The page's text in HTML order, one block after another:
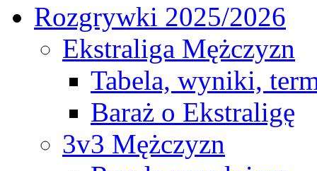
Rozgrywki 2025/2026
Ekstraliga Mężczyzn
Tabela, wyniki,
Baraż o Ekstraligę
3v3 Mężczyzn